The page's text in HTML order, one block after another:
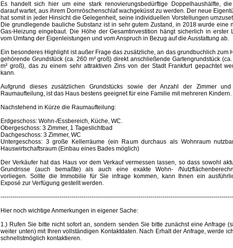
Es handelt sich hier um eine stark renovierungsbedürftige Doppelhaushälfte,
darauf wartet, aus ihrem Dornröschenschlaf wachgeküsst zu werden. Der neue
hat somit in jeder Hinsicht die Gelegenheit, seine individuellen Vorstellungen
Die grundlegende bauliche Substanz ist in sehr gutem Zustand, in 2018 wurde eine
Gas-Heizung eingebaut. Die Höhe der Gesamtinvestition hängt sicherlich in erster
vom Umfang der Eigenleistungen und vom Anspruch in Bezug auf die Ausstattung ab.
Ein besonderes Highlight ist außer Frage das zusätzliche, an das grundbuchlich zum
gehörende Grundstück (ca. 260 m² groß) direkt anschließende Gartengrundstück
m² groß), das zu einem sehr attraktiven Zins von der Stadt Frankfurt gepachtet
kann.
Aufgrund dieses zusätzlichen Grundstücks sowie der Anzahl der Zimmer
Raumaufteilung, ist das Haus bestens geeignet für eine Familie mit mehreren Kindern.
Nachstehend in Kürze die Raumaufteilung:
Erdgeschoss: Wohn-/Essbereich, Küche, WC.
Obergeschoss: 3 Zimmer, 1 Tageslichtbad
Dachgeschoss: 3 Zimmer, WC
Untergeschoss: 3 große Kellerräume (ein Raum durchaus als Wohnraum
Hauswirtschaftsraum (Einbau eines Bades möglich)
Der Verkäufer hat das Haus vor dem Verkauf vermessen lassen, so dass sowohl
Grundrisse (auch bemaßte) als auch eine exakte Wohn- /
vorliegen. Sollte die Immobilie für Sie infrage kommen, kann Ihnen ein
Exposé zur Verfügung gestellt werden.
Hier noch wichtige Anmerkungen in eigener Sache:
1.) Rufen Sie bitte nicht sofort an, sondern senden Sie bitte zunächst eine Anfrage
weiter unten) mit Ihren vollständigen Kontaktdaten. Nach Erhalt der Anfrage, werde
schnellstmöglich kontaktieren.